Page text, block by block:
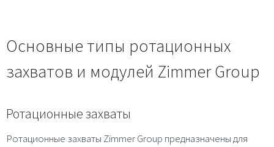
Основные типы ротационных
захватов и модулей Zimmer Group
Ротационные захваты
Ротационные захваты Zimmer Group предназначены для